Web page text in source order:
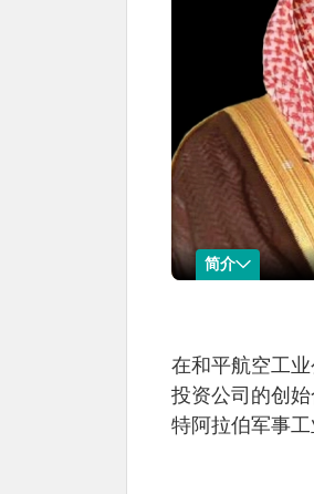
简介
名称：费萨尔·本·
法尔汉·本·阿卜杜
拉·阿勒沙特王
子。
在和平航空工
投资公司的创
特阿拉伯军事工